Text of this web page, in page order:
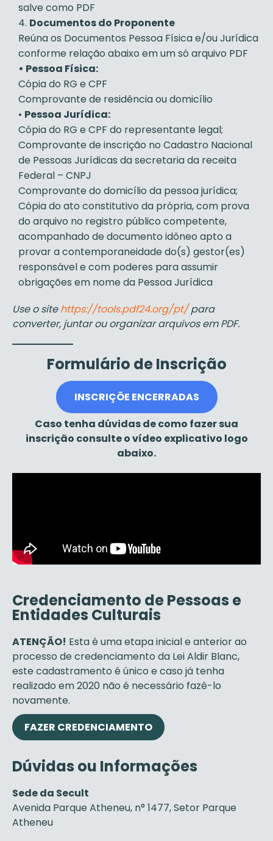
salve como PDF
Documentos do Proponente
Reúna os Documentos Pessoa Física e/ou Jurídica
conforme relação abaixo em um só arquivo PDF
• Pessoa Física:
Cópia do RG e CPF
Comprovante de residência ou domicílio
• Pessoa Jurídica:
Cópia do RG e CPF do representante legal;
Comprovante de inscrição no Cadastro Nacional
de Pessoas Jurídicas da secretaria da receita
Federal – CNPJ
Comprovante do domicílio da pessoa jurídica;
Cópia do ato constitutivo da própria, com prova
do arquivo no registro público competente,
acompanhado de documento idôneo apto a
provar a contemporaneidade do(s) gestor(es)
responsável e com poderes para assumir
obrigações em nome da Pessoa Jurídica
Use o sitehttps://tools.pdf24.org/pt/para
converter, juntar ou organizar arquivos em PDF.
Formulário de Inscrição
INSCRIÇÕE ENCERRADAS
Caso tenha dúvidas de como fazer sua
inscrição consulte o vídeo explicativo logo
abaixo.
Credenciamento de Pessoas e
Entidades Culturais
ATENÇÃO! Esta é uma etapa inicial e anterior ao
processo de credenciamento da Lei Aldir Blanc,
este cadastramento é único e caso já tenha
realizado em 2020 não é necessário fazê-lo
novamente.
FAZER CREDENCIAMENTO
Dúvidas ou Informações
Sede da Secult
Avenida Parque Atheneu, n° 1477, Setor Parque
Atheneu